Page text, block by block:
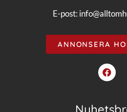
E-post:
ANNONSERA